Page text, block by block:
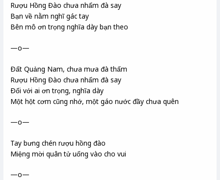
Rượu Hồng Đào chưa nhấm đà say
Bạn về nằm nghĩ gác tay
Bên mô ơn trọng nghĩa dày bạn theo
—o—
Ðất Quảng Nam, chưa mưa đà thấm
Rượu Hồng Đào chưa nhấm đà say
Ðối với ai ơn trọng, nghĩa dày
Một hột cơm cũng nhớ, một gáo nước đầy chưa quên
—o—
Tay bưng chén rượu hồng đào
Miệng mời quân tử uống vào cho vui
—o—